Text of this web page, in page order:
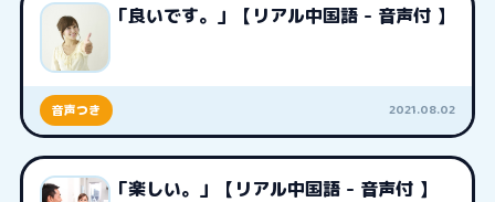
「良いです。」【リアル中国語 - 音声付 】
音声つき 2021.08.02
「楽しい。」【リアル中国語 - 音声付 】